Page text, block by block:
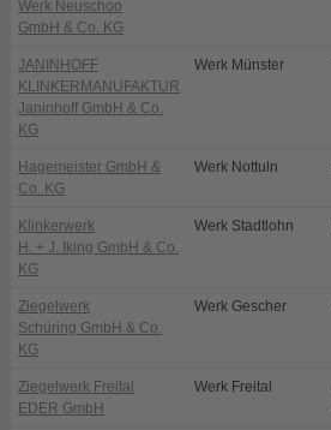
Werk Neuschoo
GmbH & Co. KG
JANINHOFF
KLINKERMANUFAKTUR
Janinhoff GmbH & Co.
KG
Werk Münster
Hagemeister GmbH &
Co. KG
Werk Nottuln
Klinkerwerk
H. + J. Iking GmbH & Co.
KG
Werk Stadtlohn
Ziegelwerk
Schüring GmbH & Co.
KG
Werk Gescher
Ziegelwerk Freital
EDER GmbH
Werk Freital